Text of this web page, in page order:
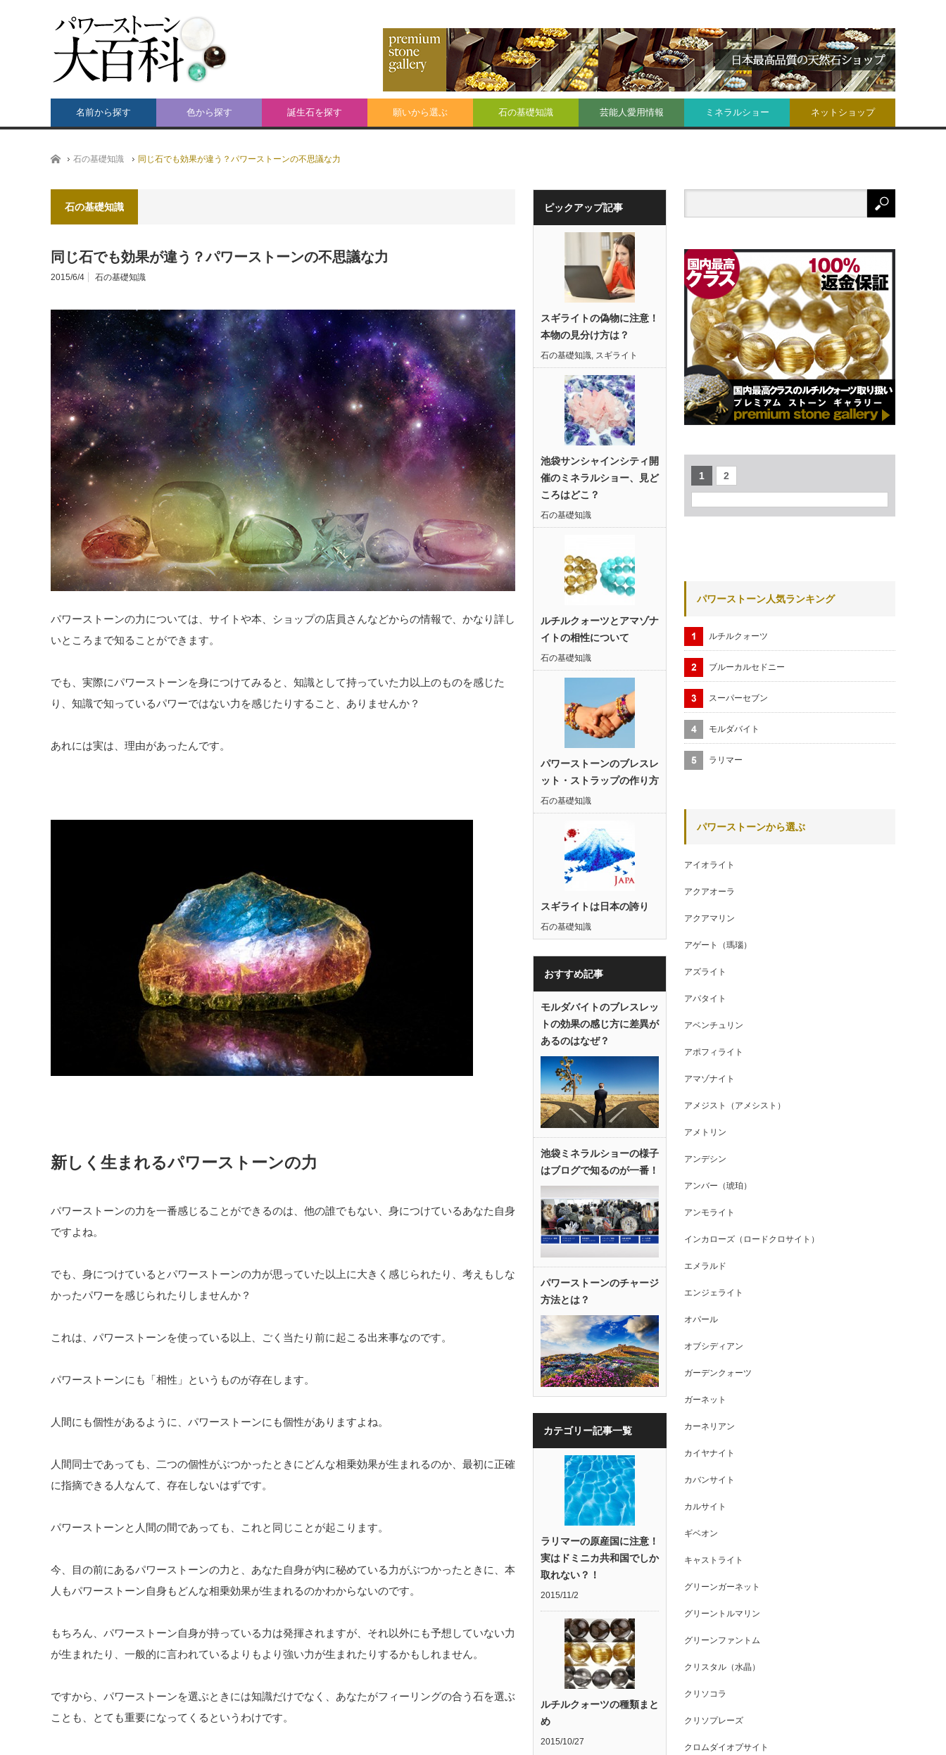
名前から探す 色から探す 誕生石を探す 願いから選ぶ 石の基礎知識 芸能人愛用情報 ミネラルショー ネットショップ
ホーム石の基礎知識 同じ石でも効果が違う？パワーストーンの不思議な力
石の基礎知識
同じ石でも効果が違う？パワーストーンの不思議な力
2015/6/4 石の基礎知識
パワーストーンの力については、サイトや本、ショップの店員さんなどからの情報で、かなり詳し
いところまで知ることができます。
でも、実際にパワーストーンを身につけてみると、知識として持っていた力以上のものを感じた
り、知識で知っているパワーではない力を感じたりすること、ありませんか？
あれには実は、理由があったんです。
新しく生まれるパワーストーンの力
パワーストーンの力を一番感じることができるのは、他の誰でもない、身につけているあなた自身
ですよね。
でも、身につけているとパワーストーンの力が思っていた以上に大きく感じられたり、考えもしな
かったパワーを感じられたりしませんか？
これは、パワーストーンを使っている以上、ごく当たり前に起こる出来事なのです。
パワーストーンにも「相性」というものが存在します。
人間にも個性があるように、パワーストーンにも個性がありますよね。
人間同士であっても、二つの個性がぶつかったときにどんな相乗効果が生まれるのか、最初に正確
に指摘できる人なんて、存在しないはずです。
パワーストーンと人間の間であっても、これと同じことが起こります。
今、目の前にあるパワーストーンの力と、あなた自身が内に秘めている力がぶつかったときに、本
人もパワーストーン自身もどんな相乗効果が生まれるのかわからないのです。
もちろん、パワーストーン自身が持っている力は発揮されますが、それ以外にも予想していない力
が生まれたり、一般的に言われているよりもより強い力が生まれたりするかもしれません。
ですから、パワーストーンを選ぶときには知識だけでなく、あなたがフィーリングの合う石を選ぶ
ことも、とても重要になってくるというわけです。
ピックアップ記事
スギライトの偽物に注意！
本物の見分け方は？
石の基礎知識, スギライト
池袋サンシャインシティ開
催のミネラルショー、見ど
ころはどこ？
石の基礎知識
ルチルクォーツとアマゾナ
イトの相性について
石の基礎知識
パワーストーンのブレスレ
ット・ストラップの作り方
石の基礎知識
スギライトは日本の誇り
石の基礎知識
おすすめ記事
モルダバイトのブレスレッ
トの効果の感じ方に差異が
あるのはなぜ？
池袋ミネラルショーの様子
はブログで知るのが一番！
パワーストーンのチャージ
方法とは？
カテゴリー記事一覧
ラリマーの原産国に注意！
実はドミニカ共和国でしか
取れない？！
2015/11/2
ルチルクォーツの種類まと
め
2015/10/27
1 2
パワーストーン人気ランキング
ルチルクォーツ
ブルーカルセドニー
スーパーセブン
モルダバイト
ラリマー
パワーストーンから選ぶ
アイオライト
アクアオーラ
アクアマリン
アゲート（瑪瑙）
アズライト
アパタイト
アベンチュリン
アポフィライト
アマゾナイト
アメジスト（アメシスト）
アメトリン
アンデシン
アンバー（琥珀）
アンモライト
インカローズ（ロードクロサイト）
エメラルド
エンジェライト
オパール
オブシディアン
ガーデンクォーツ
ガーネット
カーネリアン
カイヤナイト
カバンサイト
カルサイト
ギベオン
キャストライト
グリーンガーネット
グリーントルマリン
グリーンファントム
クリスタル（水晶）
クリソコラ
クリソプレーズ
クロムダイオプサイト